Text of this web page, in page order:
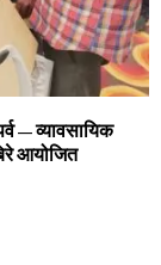
– व्यावसायिक
आयोजित